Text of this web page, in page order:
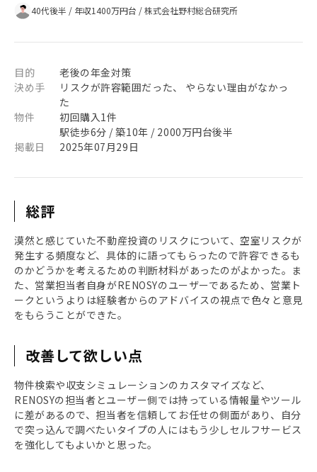
40代後半 / 年収1400万円台 /株式会社野村総合研究所
目的
老後の年金対策
決め手
リスクが許容範囲だった、 やらない理由がなかっ
た
物件
初回購入1件
駅徒歩6分 / 築10年 / 2000万円台後半
掲載日
2025年07月29日
総評
漠然と感じていた不動産投資のリスクについて、空室リスクが
発生する頻度など、具体的に語ってもらったので許容できるも
のかどうかを考えるための判断材料があったのがよかった。ま
た、営業担当者自身がRENOSYのユーザーであるため、営業ト
ークというよりは経験者からのアドバイスの視点で色々と意見
をもらうことができた。
改善して欲しい点
物件検索や収支シミュレーションのカスタマイズなど、
RENOSYの担当者とユーザー側では持っている情報量やツール
に差があるので、担当者を信頼してお任せの側面があり、自分
で突っ込んで調べたいタイプの人にはもう少しセルフサービス
を強化してもよいかと思った。